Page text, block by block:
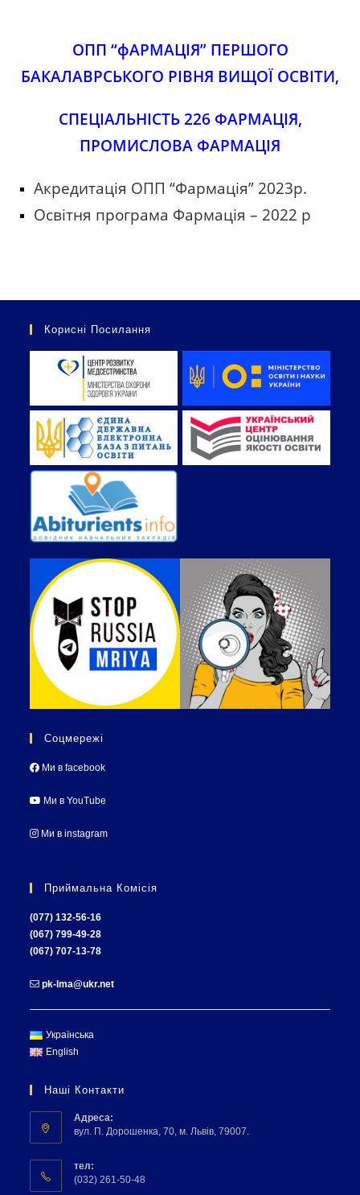
ОПП “фАРМАЦІЯ” ПЕРШОГО
БАКАЛАВРСЬКОГО РІВНЯ ВИЩОЇ ОСВІТИ,
СПЕЦІАЛЬНІСТЬ 226 ФАРМАЦІЯ,
ПРОМИСЛОВА ФАРМАЦІЯ
Акредитація ОПП “Фармація” 2023р.
Освітня програма Фармація – 2022 р
Корисні Посилання
Соцмережі
Ми в facebook
Ми в YouTube
Ми в instagram
Приймальна Комісія
(077) 132-56-16
(067) 799-49-28
(067) 707-13-78
pk-lma@ukr.net
Українська
English
Наші Контакти
Адреса:
вул. П. Дорошенка, 70, м. Львів, 79007.
тел:
(032) 261-50-48